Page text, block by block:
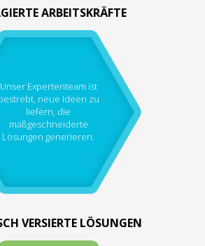
ARBEITSKRÄFTE
Unser Expertenteam ist
neue Ideen zu
liefern, die
maßgeschneiderte
Lösungen generieren.
VERSIERTE LÖSUNGEN